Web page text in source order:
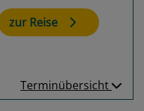
zur Reise
Terminübersicht